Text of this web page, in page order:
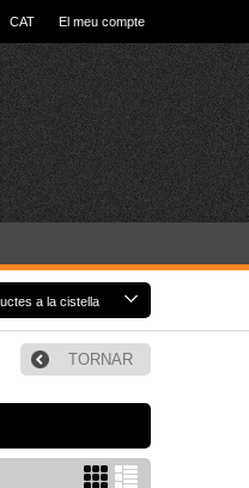
CAT El meu compte
a la cistella
TORNAR